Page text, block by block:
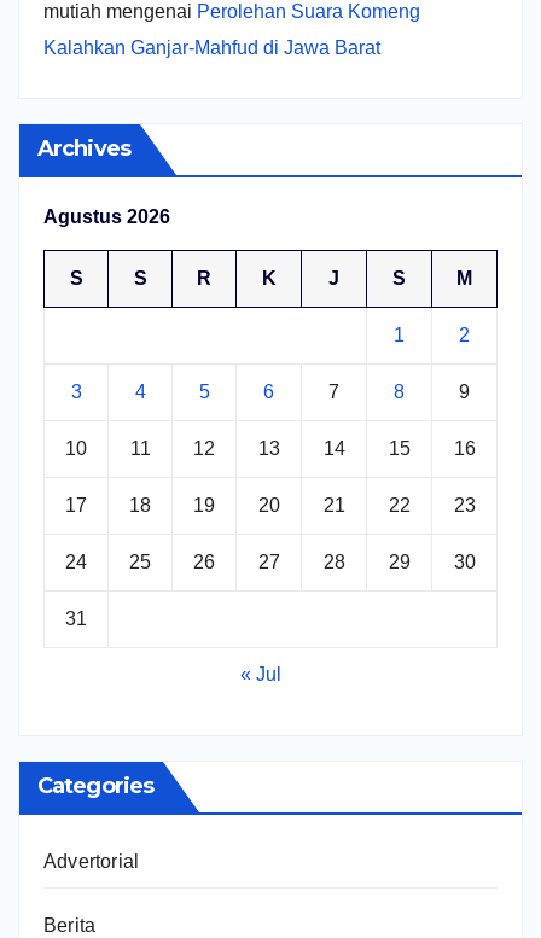
mutiah mengenai Perolehan Suara Komeng
Kalahkan Ganjar-Mahfud di Jawa Barat
Archives
Agustus 2026
S S R K J S M
1 2
3 4 5 6 7 8 9
10 11 12 13 14 15 16
17 18 19 20 21 22 23
24 25 26 27 28 29 30
31
« Jul
Categories
Advertorial
Berita